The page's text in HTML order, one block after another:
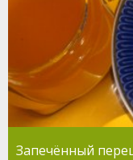
Запечённый